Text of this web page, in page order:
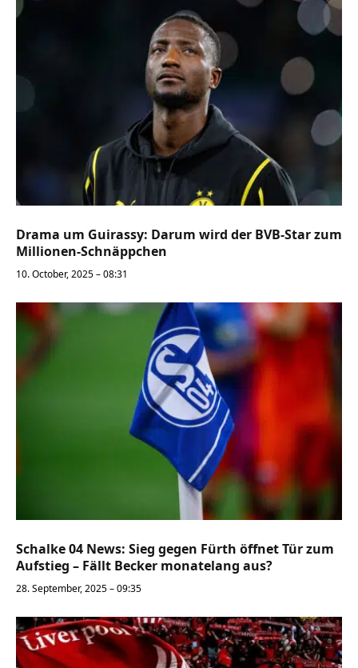
Drama um Guirassy: Darum wird der BVB-Star zum
Millionen-Schnäppchen
10. October, 2025 – 08:31
Schalke 04 News: Sieg gegen Fürth öffnet Tür zum
Aufstieg – Fällt Becker monatelang aus?
28. September, 2025 – 09:35